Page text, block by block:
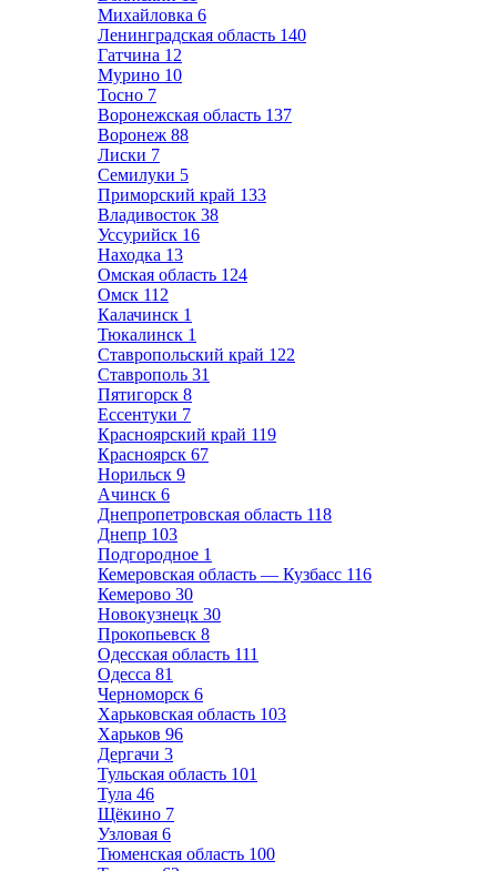
Михайловка 6
Ленинградская область 140
Гатчина 12
Мурино 10
Тосно 7
Воронежская область 137
Воронеж 88
Лиски 7
Семилуки 5
Приморский край 133
Владивосток 38
Уссурийск 16
Находка 13
Омская область 124
Омск 112
Калачинск 1
Тюкалинск 1
Ставропольский край 122
Ставрополь 31
Пятигорск 8
Ессентуки 7
Красноярский край 119
Красноярск 67
Норильск 9
Ачинск 6
Днепропетровская область 118
Днепр 103
Подгородное 1
Кемеровская область — Кузбасс 116
Кемерово 30
Новокузнецк 30
Прокопьевск 8
Одесская область 111
Одесса 81
Черноморск 6
Харьковская область 103
Харьков 96
Дергачи 3
Тульская область 101
Тула 46
Щёкино 7
Узловая 6
Тюменская область 100